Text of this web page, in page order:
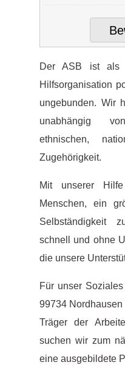
Der ASB ist als
Hilfsorganisation
ungebunden. Wir
unabhängig
ethnischen,
Zugehörigkeit.
Mit unserer
Menschen, ein
Selbständigkeit
schnell und ohne
die unsere
Für unser
99734
Träger der
suchen wir zum
eine ausgebildete